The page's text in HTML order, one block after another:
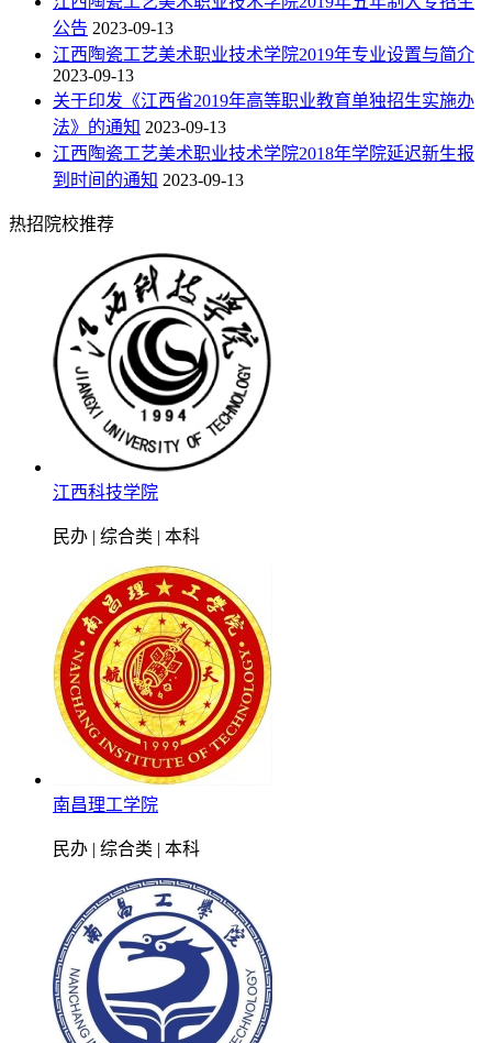
公告 2023-09-13
江西陶瓷工艺美术职业技术学院2019年专业设置与简介
2023-09-13
关于印发《江西省2019年高等职业教育单独招生实施办
法》的通知 2023-09-13
江西陶瓷工艺美术职业技术学院2018年学院延迟新生报
到时间的通知 2023-09-13
热招院校推荐
江西科技学院
民办 | 综合类 | 本科
南昌理工学院
民办 | 综合类 | 本科